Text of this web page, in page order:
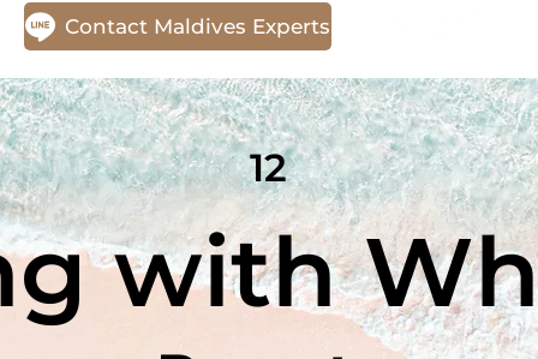
Contact Maldives Experts
12
with